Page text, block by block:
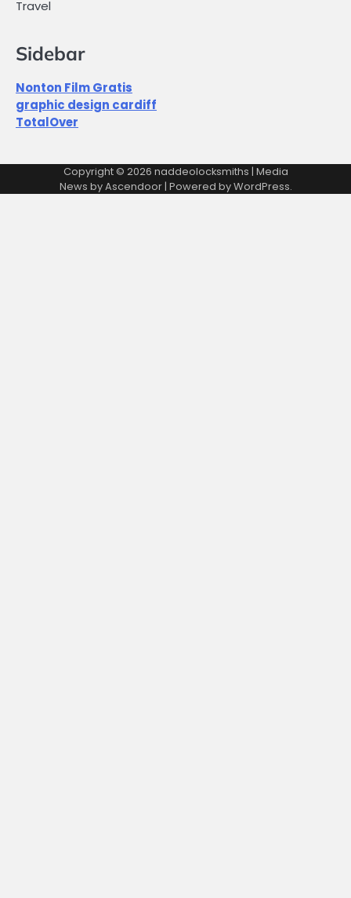
Travel
Sidebar
Nonton Film Gratis
graphic design cardiff
TotalOver
Copyright © 2026 naddeolocksmiths | Media
News byAscendoor| Powered byWordPress.